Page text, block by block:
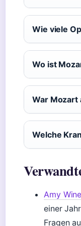
Wie viele
Wo ist
War Mozart
Welche
Amy
einer
Fragen